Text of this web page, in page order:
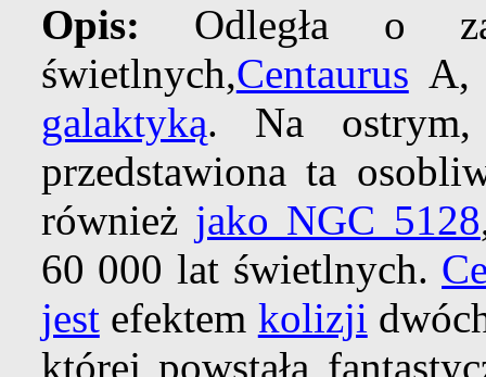
Opis: Odległa o
świetlnych,Centaurus A,
galaktyką. Na ostrym,
przedstawiona ta
również jako NGC 5128
60 000 lat świetlnych.
jestefektem kolizji
której powstała